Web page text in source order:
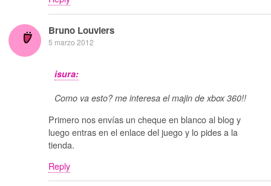
Bruno Louviers
5 marzo 2012
isura:
Como va esto? me interesa el majin de xbox 360!!
Primero nos envías un cheque en blanco al blog y
luego entras en el enlace del juego y lo pides a la
tienda.
Reply